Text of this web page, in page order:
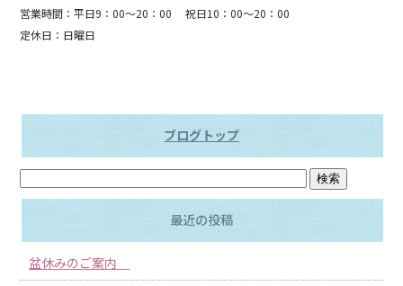
営業時間：平日9：00～20：00 祝日10：00～20：00
定休日：日曜日
ブログトップ
最近の投稿
盆休みのご案内